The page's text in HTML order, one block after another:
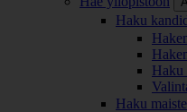
Haku
Haku
Haku